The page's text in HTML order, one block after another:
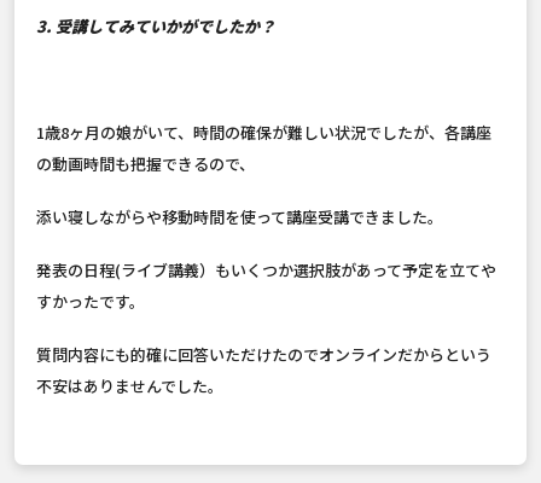
3. 受講してみていかがでしたか？
1歳8ヶ月の娘がいて、時間の確保が難しい状況でしたが、各講座
の動画時間も把握できるので、
添い寝しながらや移動時間を使って講座受講できました。
発表の日程(ライブ講義）もいくつか選択肢があって予定を立てや
すかったです。
質問内容にも的確に回答いただけたのでオンラインだからという
不安はありませんでした。